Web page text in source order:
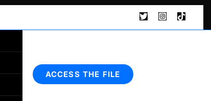
Rechercher
ACCESS THE FILE